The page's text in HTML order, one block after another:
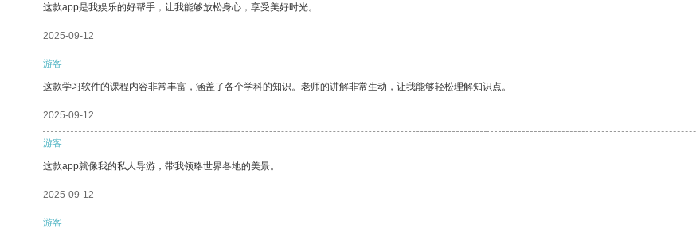
这款app是我娱乐的好帮手，让我能够放松身心，享受美好时光。
2025-09-12
游客
这款学习软件的课程内容非常丰富，涵盖了各个学科的知识。老师的讲解非常生动，让我能够轻松理解知识点。
2025-09-12
游客
这款app就像我的私人导游，带我领略世界各地的美景。
2025-09-12
游客